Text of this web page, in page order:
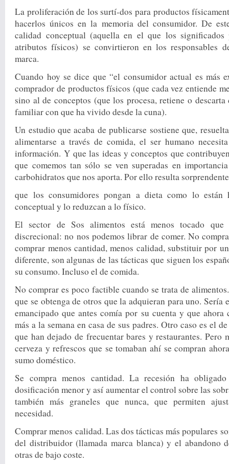
La proliferación de los surtí-dos para productos
hacerlos únicos en la memoria del con­sumidor. De
calidad conceptual (aquella en el que los signifi­cados
atributos físicos) se convirtie­ron en los responsables
marca.
Cuando hoy se dice que “el consumidor actual es más
compra­dor de productos físicos (que ca­da vez entiende
sino al de con­ceptos (que los procesa, retiene o
familiar con que ha vivido desde la cuna).
Un estudio que acaba de pu­blicarse sostiene que,
alimentar­se a través de comida, el ser hu­mano
información. Y que las ideas y conceptos que
que comemos tan sólo se ven superadas en
carbohidratos que nos aporta. Por ello resulta sorprendente
que los consumidores pongan a dieta como lo están
conceptual y lo reduz­can a lo físico.
El sector de Sos alimentos está menos tocado
discrecional: no nos pode­mos librar de comer. No
com­prar menos cantidad, menos cali­dad, substituir por
diferente, son algunas de las tácticas que siguen los
su consumo. Incluso el de comida.
No comprar es poco factible cuando se trata de
que se obtenga de otros que la adquieran para uno. Sería
emancipado que antes comía por su cuenta y que ahora
más a la sema­na en casa de sus padres. Otro ca­so es el
que han dejado de frecuentar ba­res y restaurantes. Pero
cerveza y refres­cos que se tomaban ahí se com­pran
sumo doméstico.
Se compra menos cantidad. La recesión ha
dosificación menor y así aumentar el control sobre las
tam­bién más graneles que nunca, que permiten
necesidad.
Comprar menos calidad. Las dos tácticas más populares
del distri­buidor (llamada marca blanca) y el abandono
otras de bajo coste.